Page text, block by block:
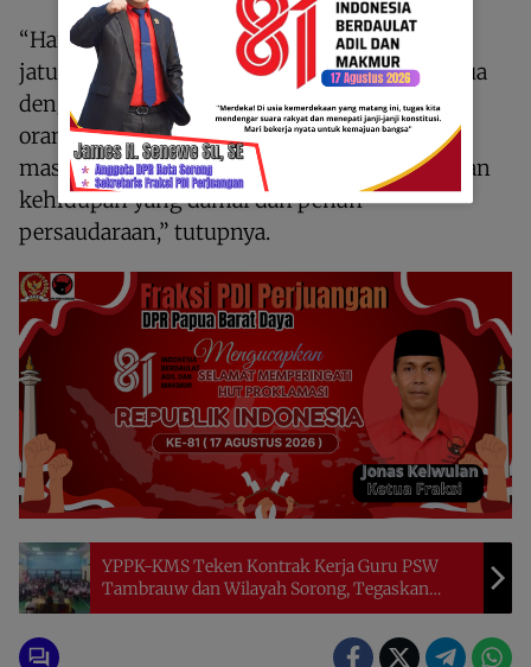
“Harapan kami, tidak ada lagi kekerasan dan
jatuhnya korban. Mari kita membangun Papua
dengan kasih, menjaga sesama, menghargai
orang-orang yang datang untuk membantu
masyarakat, serta bersama-sama menciptakan
kehidupan yang damai dan penuh
persaudaraan,” tutupnya.
YPPK-KMS Teken Kontrak Kerja Guru PSW
Tambrauw dan Wilayah Sorong, Tegaskan
Disiplin dan Tanggung Jawab Pendidikan